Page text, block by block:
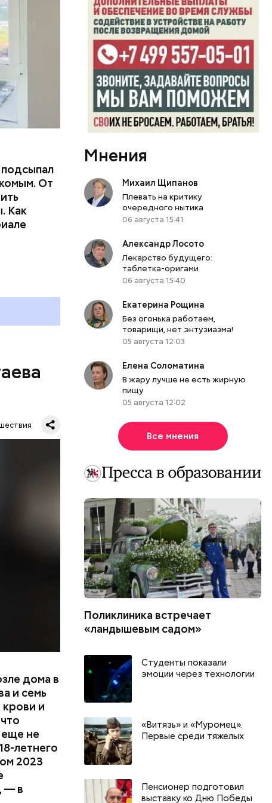
От
Как
дома в
и семь
и
еще не
летнего
2023
— в
Во дворе
не
и
Мнения
Михаил Щипанов
Плевать на критику
очередного нытика
06 августа 15:41
Александр Лосото
Лекарство будущего:
таблетка-оригами
06 августа 15:40
Екатерина Рощина
Без огонька работаем,
товарищи, нет энтузиазма!
05 августа 12:03
Елена Соломатина
В жару лучше не есть жирную
пищу
05 августа 12:02
Все мнения
Поликлиника встречает
«ландышевым садом»
Студенты показали
эмоции через технологии
«Витязь» и «Муромец».
Первые среди тяжелых
Пенсионер подготовил
выставку ко Дню Победы